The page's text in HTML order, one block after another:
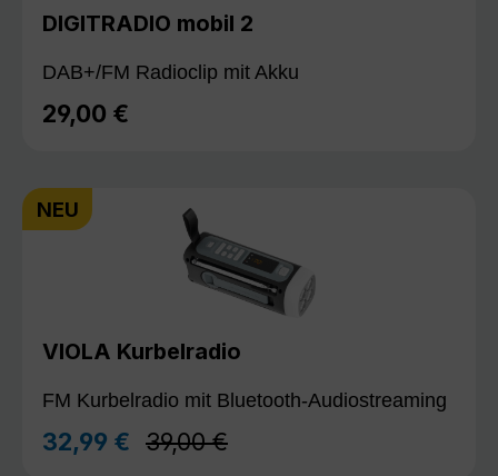
DIGITRADIO mobil 2
DAB+/FM Radioclip mit Akku
Regulärer Preis:
29,00 €
NEU
VIOLA Kurbelradio
FM Kurbelradio mit Bluetooth-Audiostreaming
Verkaufspreis:
32,99 € Regulärer Preis:
39,00 €